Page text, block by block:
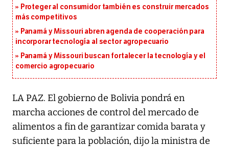
Proteger al consumidor también es construir mercados
más competitivos
Panamá y Missouri abren agenda de cooperación para
incorporar tecnología al sector agropecuario
Panamá y Missouri buscan fortalecer la tecnología y el
comercio agropecuario
LA PAZ. El gobierno de Bolivia pondrá en
marcha acciones de control del mercado de
alimentos a fin de garantizar comida barata y
suficiente para la población, dijo la ministra de